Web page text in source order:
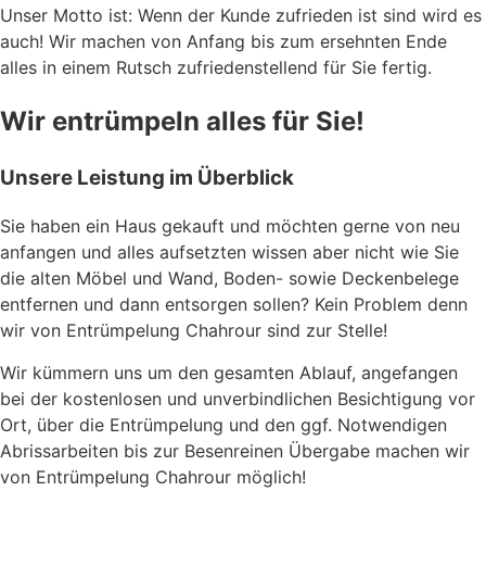
Unser Motto ist: Wenn der Kunde zufrieden ist sind wird es
auch! Wir machen von Anfang bis zum ersehnten Ende
alles in einem Rutsch zufriedenstellend für Sie fertig.
Wir entrümpeln alles für Sie!
Unsere Leistung im Überblick
Sie haben ein Haus gekauft und möchten gerne von neu
anfangen und alles aufsetzten wissen aber nicht wie Sie
die alten Möbel und Wand, Boden- sowie Deckenbelege
entfernen und dann entsorgen sollen? Kein Problem denn
wir von Entrümpelung Chahrour sind zur Stelle!
Wir kümmern uns um den gesamten Ablauf, angefangen
bei der kostenlosen und unverbindlichen Besichtigung vor
Ort, über die Entrümpelung und den ggf. Notwendigen
Abrissarbeiten bis zur Besenreinen Übergabe machen wir
von Entrümpelung Chahrour möglich!